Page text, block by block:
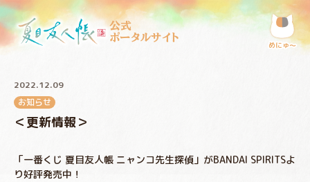
公式
ポータルサイト
めにゅ〜
2022.12.09
お知らせ
＜更新情報＞
「一番くじ 夏目友人帳 ニャンコ先生探偵」がBANDAI SPIRITSよ
り好評発売中！